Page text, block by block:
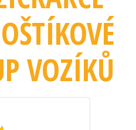
VOZÍKŮ